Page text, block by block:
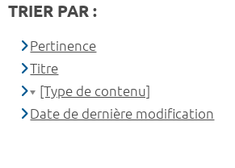
TRIER PAR :
Pertinence
Titre
[Type de contenu]
Date de dernière modification